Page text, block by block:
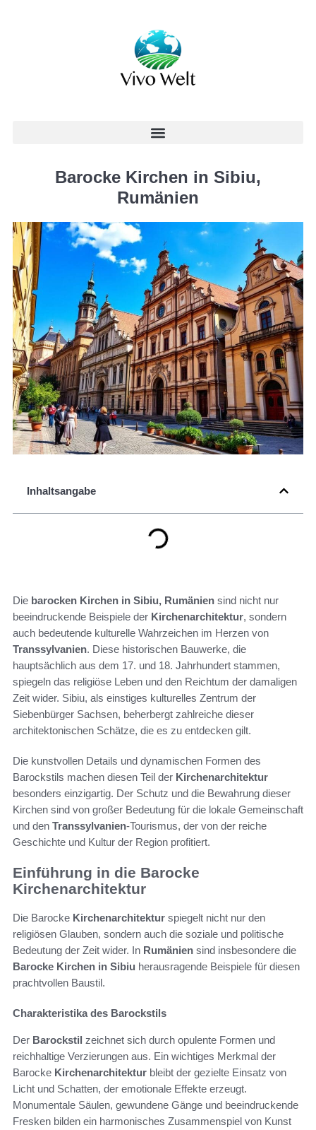
Barocke Kirchen in Sibiu,
Rumänien
Inhaltsangabe
Die barocken Kirchen in Sibiu, Rumänien sind nicht nur
beeindruckende Beispiele der Kirchenarchitektur, sondern
auch bedeutende kulturelle Wahrzeichen im Herzen von
Transsylvanien. Diese historischen Bauwerke, die
hauptsächlich aus dem 17. und 18. Jahrhundert stammen,
spiegeln das religiöse Leben und den Reichtum der damaligen
Zeit wider. Sibiu, als einstiges kulturelles Zentrum der
Siebenbürger Sachsen, beherbergt zahlreiche dieser
architektonischen Schätze, die es zu entdecken gilt.
Die kunstvollen Details und dynamischen Formen des
Barockstils machen diesen Teil der Kirchenarchitektur
besonders einzigartig. Der Schutz und die Bewahrung dieser
Kirchen sind von großer Bedeutung für die lokale Gemeinschaft
und den Transsylvanien-Tourismus, der von der reiche
Geschichte und Kultur der Region profitiert.
Einführung in die Barocke
Kirchenarchitektur
Die Barocke Kirchenarchitektur spiegelt nicht nur den
religiösen Glauben, sondern auch die soziale und politische
Bedeutung der Zeit wider. In Rumänien sind insbesondere die
Barocke Kirchen in Sibiu herausragende Beispiele für diesen
prachtvollen Baustil.
Charakteristika des Barockstils
Der Barockstil zeichnet sich durch opulente Formen und
reichhaltige Verzierungen aus. Ein wichtiges Merkmal der
Barocke Kirchenarchitektur bleibt der gezielte Einsatz von
Licht und Schatten, der emotionale Effekte erzeugt.
Monumentale Säulen, gewundene Gänge und beeindruckende
Fresken bilden ein harmonisches Zusammenspiel von Kunst